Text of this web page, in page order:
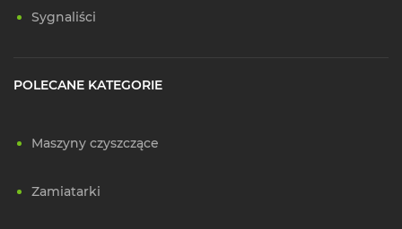
Sygnaliści
POLECANE KATEGORIE
Maszyny czyszczące
Zamiatarki